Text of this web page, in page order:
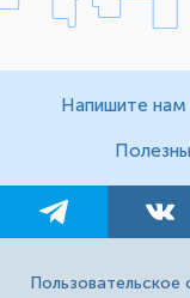
Напишите нам
Пользовательское